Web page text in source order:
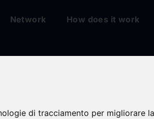
di tracciamento per migliorare
Network How does it work